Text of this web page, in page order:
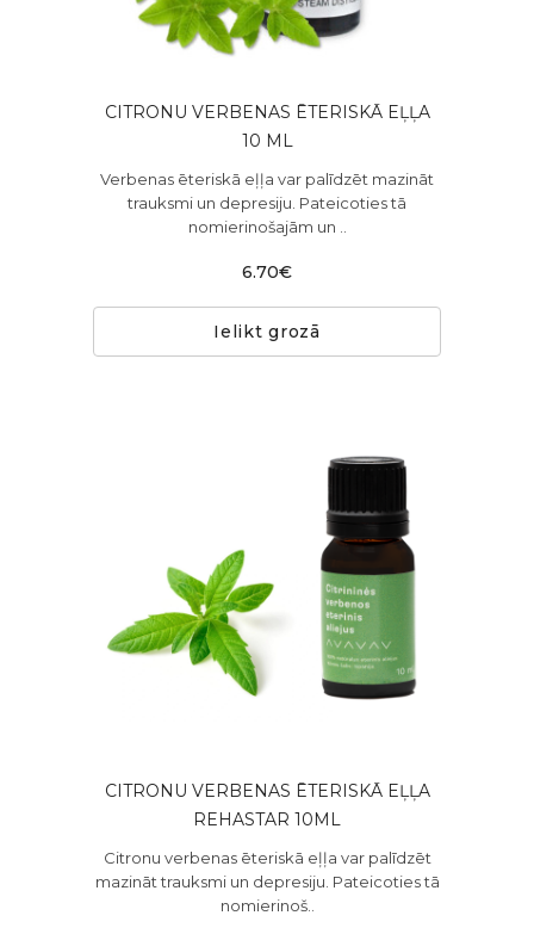
CITRONU VERBENAS ĒTERISKĀ EĻĻA
10 ML
Verbenas ēteriskā eļļa var palīdzēt mazināt
trauksmi un depresiju. Pateicoties tā
nomierinošajām un ..
6.70€
Ielikt grozā
CITRONU VERBENAS ĒTERISKĀ EĻĻA
REHASTAR 10ML
Citronu verbenas ēteriskā eļļa var palīdzēt
mazināt trauksmi un depresiju. Pateicoties tā
nomierinoš..